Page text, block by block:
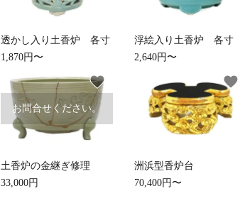
透かし入り土香炉 各寸
1,870円〜
浮絵入り土香炉 各寸
2,640円〜
お問合せください。
土香炉の金継ぎ修理
33,000円
favorite
洲浜型香炉台
70,400円〜
favorite